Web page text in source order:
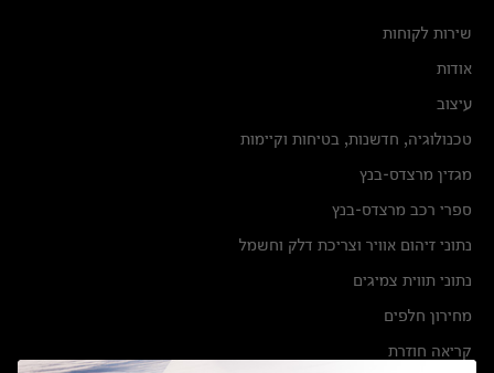
שירות לקוחות
אודות
עיצוב
טכנולוגיה, חדשנות, בטיחות וקיימות
מגזין מרצדס-בנץ
ספרי רכב מרצדס-בנץ
נתוני זיהום אוויר וצריכת דלק וחשמל
נתוני תווית צמיגים
מחירון חלפים
קריאה חוזרת